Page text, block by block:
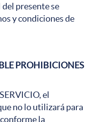
del presente se
y condiciones de
PROHIBICIONES
el
no lo utilizará para
la